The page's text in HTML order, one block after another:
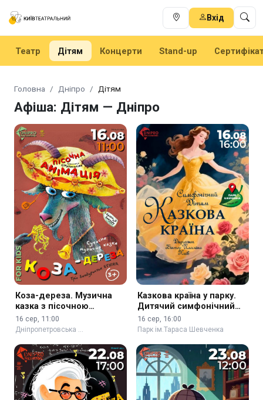
Вхід
Театр Дітям Концерти Stand-up
Головна Дніпро Дітям
Афіша: Дітям — Дніпро
Коза-дереза. Музична
казка з пісочною
анімацією 3+
16 сер, 11:00
Дніпропетровська …
Казкова країна у парку.
Дитячий симфонічний
концерт.
16 сер, 16:00
Парк ім.Тараса Шевченка